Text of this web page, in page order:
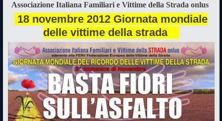
Associazione Italiana Familiari e Vittime della Strada onlus
18 novembre 2012 Giornata mondiale
delle vittime della strada